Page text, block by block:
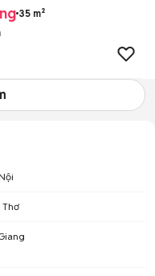
35 m²
Thơ